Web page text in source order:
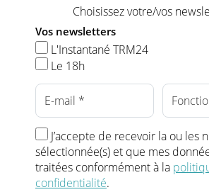
Choisissez votre/vos
Vos newsletters
L'Instantané TRM24
Le 18h
J’accepte de recevoir la ou les
sélectionnée(s) et que mes
traitées conformément à la
confidentialité.